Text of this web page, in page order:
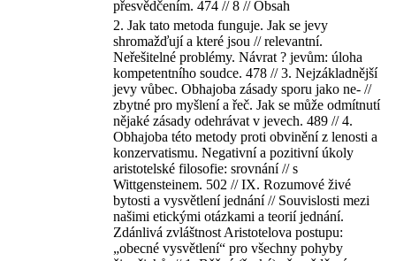
přesvědčením. 474 // 8 // Obsah
2. Jak tato metoda funguje. Jak se jevy
shromažďují a které jsou // relevantní.
Neřešitelné problémy. Návrat ? jevům: úloha
kompetentního soudce. 478 // 3. Nejzákladnější
jevy vůbec. Obhajoba zásady sporu jako ne- //
zbytné pro myšlení a řeč. Jak se může odmítnutí
nějaké zásady odehrávat v jevech. 489 // 4.
Obhajoba této metody proti obvinění z lenosti a
konzervatismu. Negativní a pozitivní úkoly
aristotelské filosofie: srovnání // s
Wittgensteinem. 502 // IX. Rozumové živé
bytosti a vysvětlení jednání // Souvislosti mezi
našimi etickými otázkami a teorií jednání.
Zdánlivá zvláštnost Aristotelova postupu:
„obecné vysvětlení“ pro všechny pohyby